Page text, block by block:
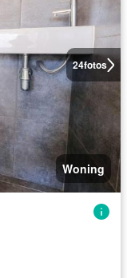
24fotos
Woning